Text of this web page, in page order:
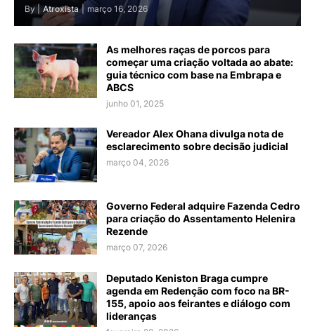
By | Atroxista | março 16, 2026
As melhores raças de porcos para
começar uma criação voltada ao abate:
guia técnico com base na Embrapa e
ABCS
junho 01, 2025
Vereador Alex Ohana divulga nota de
esclarecimento sobre decisão judicial
março 04, 2026
Governo Federal adquire Fazenda Cedro
para criação do Assentamento Helenira
Rezende
março 07, 2026
Deputado Keniston Braga cumpre
agenda em Redenção com foco na BR-
155, apoio aos feirantes e diálogo com
lideranças